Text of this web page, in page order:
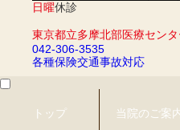
日曜休診
東京都立多摩北部医療セン
042-306-3535
各種保険交通事故対応
トップ 当院のご案